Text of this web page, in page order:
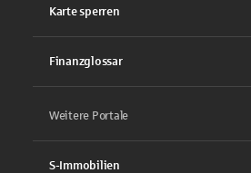
Karte sperren
Finanzglossar
Weitere Portale
S-Immobilien